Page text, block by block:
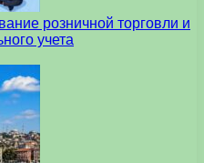
розничной торговли и
учета